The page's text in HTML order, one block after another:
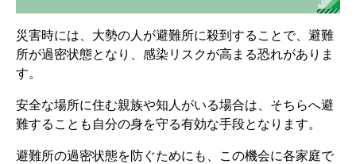
災害時には、大勢の人が避難所に殺到することで、避難
所が過密状態となり、感染リスクが高まる恐れがありま
す。
安全な場所に住む親族や知人がいる場合は、そちらへ避
難することも自分の身を守る有効な手段となります。
避難所の過密状態を防ぐためにも、この機会に各家庭で